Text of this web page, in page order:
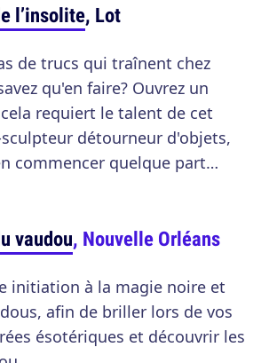
l’insolite, Lot
de trucs qui traînent chez
qu'en faire? Ouvrez un
requiert le talent de cet
détourneur d'objets,
commencer quelque part…
vaudou, Nouvelle Orléans
initiation à la magie noire et
afin de briller lors de vos
ésotériques et découvrir les